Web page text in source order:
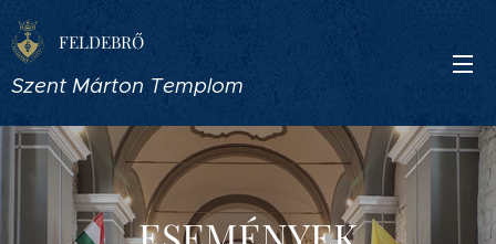
FELDEBRŐ
Szent Márton Templom